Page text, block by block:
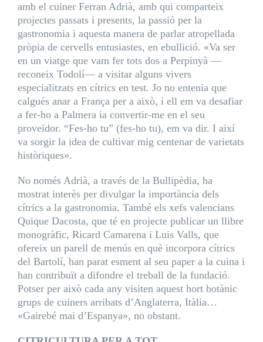
amb el cuiner Ferran Adrià, amb qui comparteix
projectes passats i presents, la passió per la
gastronomia i aquesta manera de parlar atropellada
pròpia de cervells entusiastes, en ebullició. «Va ser
en un viatge que vam fer tots dos a Perpinyà —
reconeix Todolí— a visitar alguns vivers
especialitzats en cítrics en test. Jo no entenia que
calgués anar a França per a això, i ell em va desafiar
a fer-ho a Palmera ia convertir-me en el seu
proveïdor. “Fes-ho tu” (fes-ho tu), em va dir. I així
va sorgir la idea de cultivar mig centenar de varietats
històriques».
No només Adrià, a través de la Bullipèdia, ha
mostrat interès per divulgar la importància dels
cítrics a la gastronomia. També els xefs valencians
Quique Dacosta, que té en projecte publicar un llibre
monogràfic, Ricard Camarena i Luis Valls, que
ofereix un parell de menús en què incorpora cítrics
del Bartolí, han parat esment al seu paper a la cuina i
han contribuït a difondre el treball de la fundació.
Potser per això cada any visiten aquest hort botànic
grups de cuiners arribats d’Anglaterra, Itàlia…
«Gairebé mai d’Espanya», no obstant.